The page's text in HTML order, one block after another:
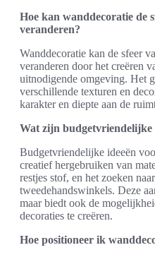
Hoe kan wanddecoratie de
veranderen?
Wanddecoratie kan de sfeer
veranderen door het creëren
uitnodigende omgeving. Het
verschillende texturen en
karakter en diepte aan de
Wat zijn budgetvriendelijke
Budgetvriendelijke ideeën
creatief hergebruiken van
restjes stof, en het zoeken
tweedehandswinkels. Deze
maar biedt ook de
decoraties te creëren.
Hoe positioneer ik